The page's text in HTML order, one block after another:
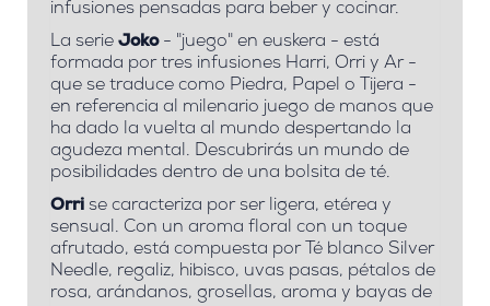
infusiones pensadas para beber y cocinar.
La serie Joko- "juego" en euskera - está
formada por tres infusiones Harri, Orri y Ar -
que se traduce como Piedra, Papel o Tijera -
en referencia al milenario juego de manos que
ha dado la vuelta al mundo despertando la
agudeza mental. Descubrirás un mundo de
posibilidades dentro de una bolsita de té.
Orri se caracteriza por ser ligera, etérea y
sensual. Con un aroma floral con un toque
afrutado, está compuesta por Té blanco Silver
Needle, regaliz, hibisco, uvas pasas, pétalos de
rosa, arándanos, grosellas, aroma y bayas de